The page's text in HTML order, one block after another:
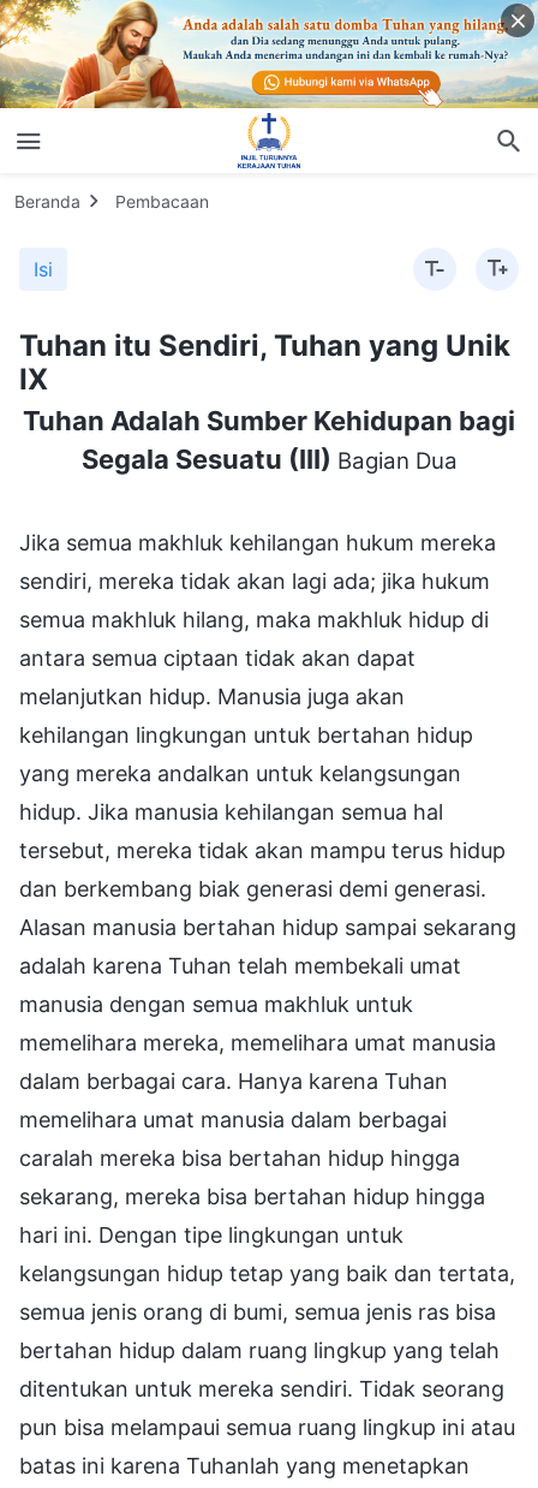
Beranda Pembacaan
Isi
Tuhan itu Sendiri, Tuhan yang Unik
IX
Tuhan Adalah Sumber Kehidupan bagi
Segala Sesuatu (III) Bagian Dua
Jika semua makhluk kehilangan hukum mereka
sendiri, mereka tidak akan lagi ada; jika hukum
semua makhluk hilang, maka makhluk hidup di
antara semua ciptaan tidak akan dapat
melanjutkan hidup. Manusia juga akan
kehilangan lingkungan untuk bertahan hidup
yang mereka andalkan untuk kelangsungan
hidup. Jika manusia kehilangan semua hal
tersebut, mereka tidak akan mampu terus hidup
dan berkembang biak generasi demi generasi.
Alasan manusia bertahan hidup sampai sekarang
adalah karena Tuhan telah membekali umat
manusia dengan semua makhluk untuk
memelihara mereka, memelihara umat manusia
dalam berbagai cara. Hanya karena Tuhan
memelihara umat manusia dalam berbagai
caralah mereka bisa bertahan hidup hingga
sekarang, mereka bisa bertahan hidup hingga
hari ini. Dengan tipe lingkungan untuk
kelangsungan hidup tetap yang baik dan tertata,
semua jenis orang di bumi, semua jenis ras bisa
bertahan hidup dalam ruang lingkup yang telah
ditentukan untuk mereka sendiri. Tidak seorang
pun bisa melampaui semua ruang lingkup ini atau
batas ini karena Tuhanlah yang menetapkan